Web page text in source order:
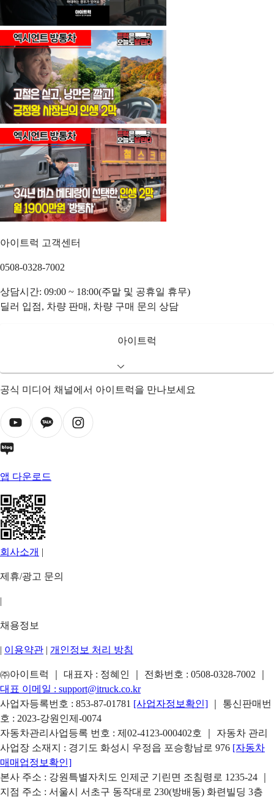
아이트럭 고객센터
0508-0328-7002
상담시간: 09:00 ~ 18:00(주말 및 공휴일 휴무)
딜러 입점, 차량 판매, 차량 구매 문의 상담
아이트럭
공식 미디어 채널에서 아이트럭을 만나보세요
앱 다운로드
회사소개 |
제휴/광고 문의
|
채용정보
| 이용약관 | 개인정보 처리 방침
㈜아이트럭 ｜ 대표자 : 정혜인 ｜ 전화번호 : 0508-0328-7002
대표 이메일 : support@itruck.co.kr
사업자등록번호 : 853-87-01781 [사업자정보확인]
｜ 통신판매번
호 : 2023-강원인제-0074
자동차관리사업등록 번호 : 제02-4123-000402호 ｜ 자동차 관리
사업장 소재지 : 경기도 화성시 우정읍 포승항남로 976 [자동차
매매업정보확인]
본사 주소 : 강원특별자치도 인제군 기린면 조침령로 1235-24 ｜
지점 주소 : 서울시 서초구 동작대로 230(방배동) 화련빌딩 3층